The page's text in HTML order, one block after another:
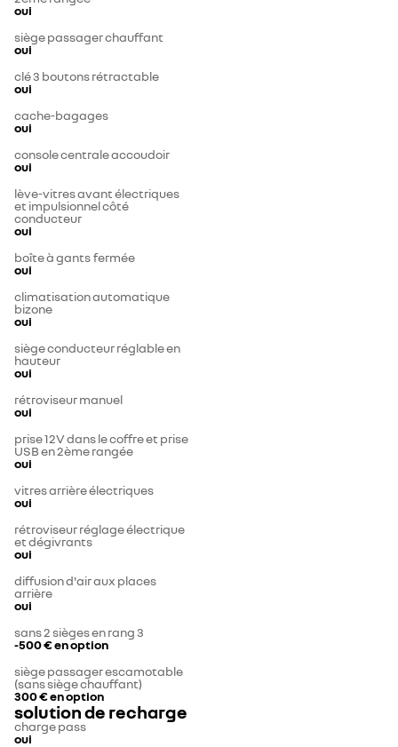
oui
siège passager chauffant
oui
clé 3 boutons rétractable
oui
cache-bagages
oui
console centrale accoudoir
oui
lève-vitres avant électriques
et impulsionnel côté
conducteur
oui
boîte à gants fermée
oui
climatisation automatique
bizone
oui
siège conducteur réglable en
hauteur
oui
rétroviseur manuel
oui
prise 12V dans le coffre et prise
USB en 2ème rangée
oui
vitres arrière électriques
oui
rétroviseur réglage électrique
et dégivrants
oui
diffusion d'air aux places
arrière
oui
sans 2 sièges en rang 3
-500 €en option
siège passager escamotable
(sans siège chauffant)
300 €en option
solution de recharge
charge pass
oui